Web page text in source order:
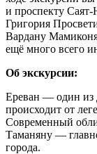
и проспекту
Григория
Вардану
ещё много всего
Об экскурсии:
Ереван — один из
происходит от
Современный
Таманяну —
города.